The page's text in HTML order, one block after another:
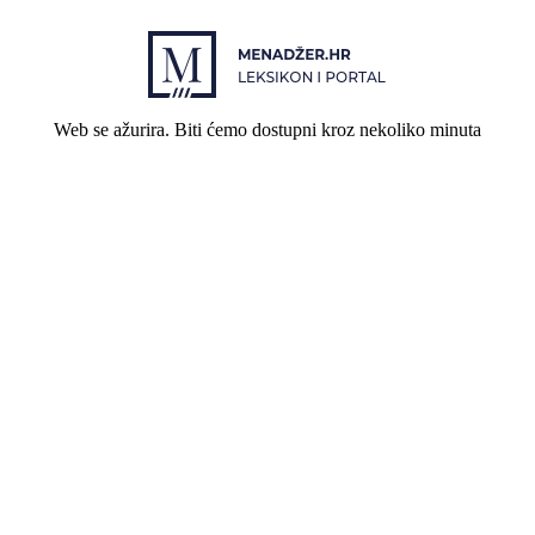
Web se ažurira. Biti ćemo dostupni kroz nekoliko minuta